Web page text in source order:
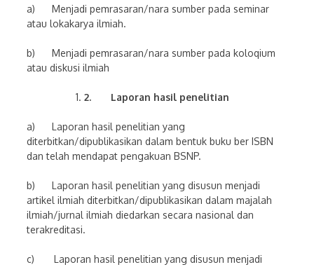
a) Menjadi pemrasaran/nara sumber pada seminar
atau lokakarya ilmiah.
b) Menjadi pemrasaran/nara sumber pada koloqium
atau diskusi ilmiah
2. Laporan hasil penelitian
a) Laporan hasil penelitian yang
diterbitkan/dipublikasikan dalam bentuk buku ber ISBN
dan telah mendapat pengakuan BSNP.
b) Laporan hasil penelitian yang disusun menjadi
artikel ilmiah diterbitkan/dipublikasikan dalam majalah
ilmiah/jurnal ilmiah diedarkan secara nasional dan
terakreditasi.
c) Laporan hasil penelitian yang disusun menjadi